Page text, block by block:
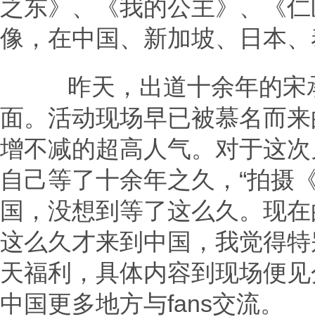
之东》、《我的公主》、《
像，在中国、新加坡、日本
昨天，出道十余年的宋
面。活动现场早已被慕名而
增不减的超高人气。对于这
自己等了十余年之久，“拍摄
国，没想到等了这么久。现
这么久才来到中国，我觉得
天福利，具体内容到现场便
中国更多地方与fans交流。